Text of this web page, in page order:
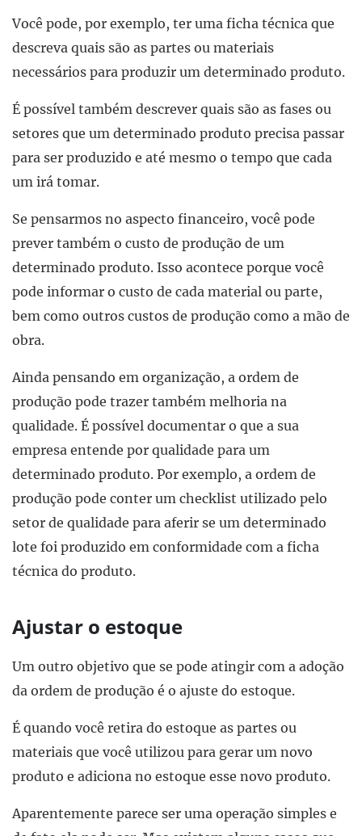
Você pode, por exemplo, ter uma ficha técnica que
descreva quais são as partes ou materiais
necessários para produzir um determinado produto.
É possível também descrever quais são as fases ou
setores que um determinado produto precisa passar
para ser produzido e até mesmo o tempo que cada
um irá tomar.
Se pensarmos no aspecto financeiro, você pode
prever também o custo de produção de um
determinado produto. Isso acontece porque você
pode informar o custo de cada material ou parte,
bem como outros custos de produção como a mão de
obra.
Ainda pensando em organização, a ordem de
produção pode trazer também melhoria na
qualidade. É possível documentar o que a sua
empresa entende por qualidade para um
determinado produto. Por exemplo, a ordem de
produção pode conter um checklist utilizado pelo
setor de qualidade para aferir se um determinado
lote foi produzido em conformidade com a ficha
técnica do produto.
Ajustar o estoque
Um outro objetivo que se pode atingir com a adoção
da ordem de produção é o ajuste do estoque.
É quando você retira do estoque as partes ou
materiais que você utilizou para gerar um novo
produto e adiciona no estoque esse novo produto.
Aparentemente parece ser uma operação simples e